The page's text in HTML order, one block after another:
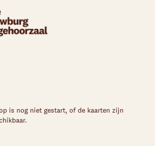
is nog niet gestart, of de kaarten zijn